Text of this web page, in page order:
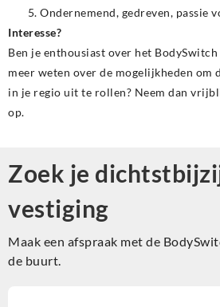
Ondernemend, gedreven, passie
Interesse?
Ben je enthousiast over het
meer weten over de mogelijkheden om
in je regio uit te rollen? Neem dan
op.
Zoek je
vestiging
Maak een afspraak met de
de buurt.